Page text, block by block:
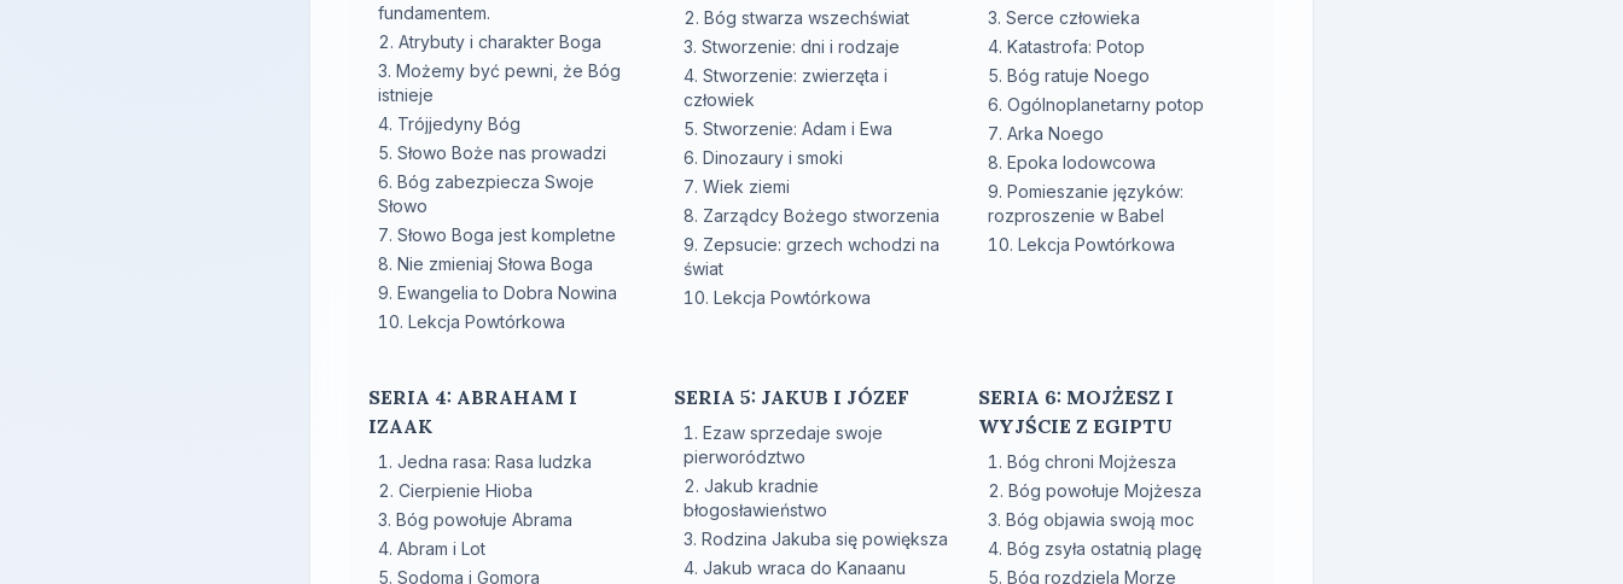
fundamentem.
Atrybuty i charakter Boga
Możemy być pewni, że Bóg
istnieje
Trójjedyny Bóg
Słowo Boże nas prowadzi
Bóg zabezpiecza Swoje
Słowo
Słowo Boga jest kompletne
Nie zmieniaj Słowa Boga
Ewangelia to Dobra Nowina
Lekcja Powtórkowa
Bóg stwarza wszechświat
Stworzenie: dni i rodzaje
Stworzenie: zwierzęta i
człowiek
Stworzenie: Adam i Ewa
Dinozaury i smoki
Wiek ziemi
Zarządcy Bożego stworzenia
Zepsucie: grzech wchodzi na
świat
Lekcja Powtórkowa
Serce człowieka
Katastrofa: Potop
Bóg ratuje Noego
Ogólnoplanetarny potop
Arka Noego
Epoka lodowcowa
Pomieszanie języków:
rozproszenie w Babel
Lekcja Powtórkowa
SERIA 4: ABRAHAM I
IZAAK
Jedna rasa: Rasa ludzka
Cierpienie Hioba
Bóg powołuje Abrama
Abram i Lot
Sodoma i Gomora
SERIA 5: JAKUB I JÓZEF
Ezaw sprzedaje swoje
pierworództwo
Jakub kradnie
błogosławieństwo
Rodzina Jakuba się powiększa
Jakub wraca do Kanaanu
SERIA 6: MOJŻESZ I
WYJŚCIE Z EGIPTU
Bóg chroni Mojżesza
Bóg powołuje Mojżesza
Bóg objawia swoją moc
Bóg zsyła ostatnią plagę
Bóg rozdziela Morze